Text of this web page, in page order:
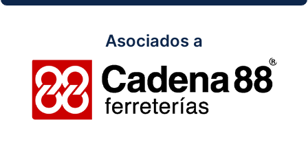
Asociados a